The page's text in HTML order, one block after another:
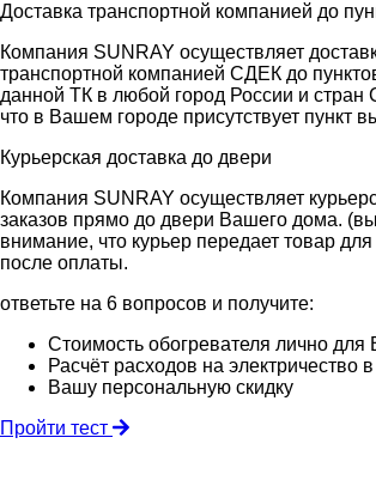
Доставка транспортной компанией до
Компания SUNRAY осуществляет
транспортной компанией СДЕК до
данной ТК в любой город России и стран
что в Вашем городе присутствует пункт
Курьерская доставка до двери
Компания SUNRAY осуществляет
заказов прямо до двери Вашего дома.
внимание, что курьер передает товар
после оплаты.
ответьте на 6 вопросов и получите:
Стоимость обогревателя лично для
Расчёт расходов на электричество
Вашу персональную скидку
Пройти тест